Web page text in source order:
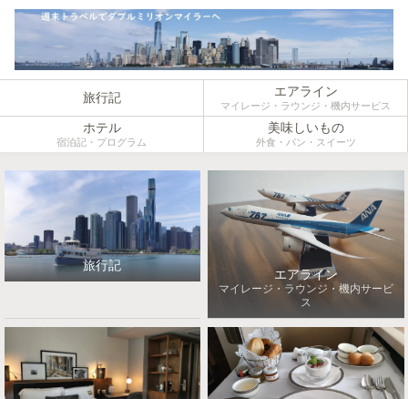
旅行記 エアライン
マイレージ・ラウンジ・機内サービス
ホテル
宿泊記・プログラム
美味しいもの
外食・パン・スイーツ
旅行記
エアライン
マイレージ・ラウンジ・機内サービ
ス